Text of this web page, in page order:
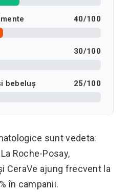
40/100
30/100
bebeluș 25/100
sunt vedeta:
Roche-Posay,
CeraVe ajung frecvent la
în campanii.